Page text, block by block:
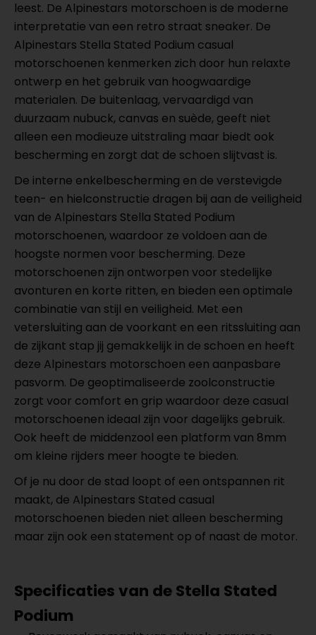
leest. De Alpinestars motorschoen is de moderne
interpretatie van een retro straat sneaker. De
Alpinestars Stella Stated Podium casual
motorschoenen kenmerken zich door hun relaxte
ontwerp en het gebruik van hoogwaardige
materialen. De buitenlaag, vervaardigd van
duurzaam nubuck, canvas en suède, geeft niet
alleen een modieuze uitstraling maar biedt ook
bescherming en zorgt dat de schoen slijtvast is.
De interne enkelbescherming en de verstevigde
teen- en hielconstructie dragen bij aan de veiligheid
van de Alpinestars Stella Stated Podium
motorschoenen, waardoor ze voldoen aan de
hoogste normen voor bescherming. Deze
motorschoenen zijn ontworpen voor stedelijke
avonturen en korte ritten, en bieden een optimale
combinatie van stijl en veiligheid. Met een
vetersluiting aan de voorkant en een ritssluiting aan
de zijkant stap jij gemakkelijk in de schoen en heeft
deze Alpinestars motorschoen een aanpasbare
pasvorm. De geoptimaliseerde zoolconstructie
zorgt voor comfort en grip waardoor deze casual
motorschoenen ideaal zijn voor dagelijks gebruik.
Ook heeft de middenzool een platform van 8mm
om kleine rijders meer hoogte te bieden.
Of je nu door de stad loopt of een ontspannen rit
maakt, de Alpinestars Stated casual
motorschoenen bieden niet alleen bescherming
maar zijn ook een statement op of naast de motor.
Specificaties van de Stella Stated
Podium